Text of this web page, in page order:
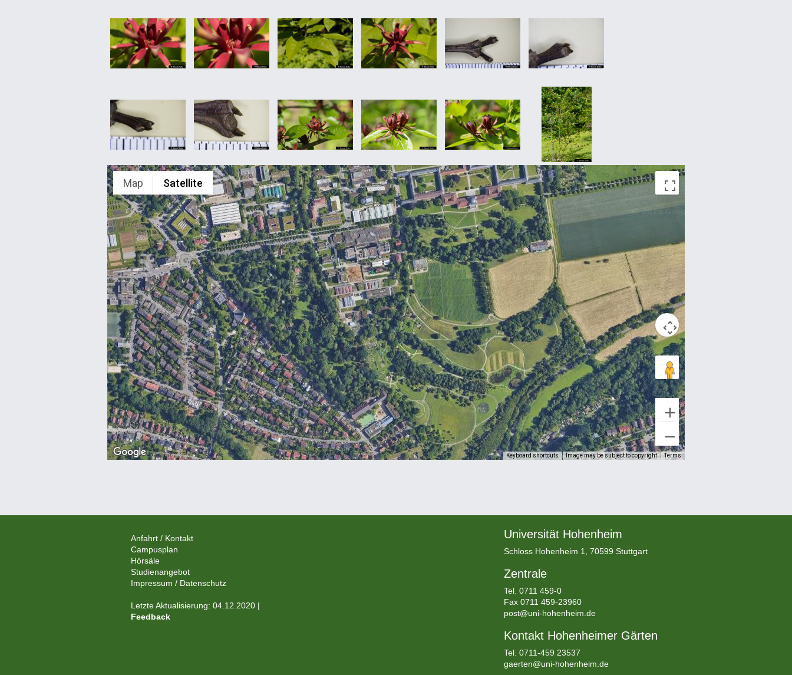
Map Satellite
Keyboard shortcuts Image may be subject to copyright Terms
Anfahrt / Kontakt
Campusplan
Hörsäle
Studienangebot
Impressum / Datenschutz
Letzte Aktualisierung: 04.12.2020 |
Feedback
Universität Hohenheim
Schloss Hohenheim 1, 70599 Stuttgart
Zentrale
Tel.0711 459-0
Fax 0711 459-23960
post@uni-hohenheim.de
Kontakt Hohenheimer Gärten
Tel. 0711-459 23537
gaerten@uni-hohenheim.de